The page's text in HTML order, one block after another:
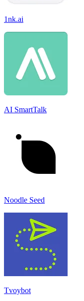
1nk.ai
AI SmartTalk
Noodle Seed
Tvoybot